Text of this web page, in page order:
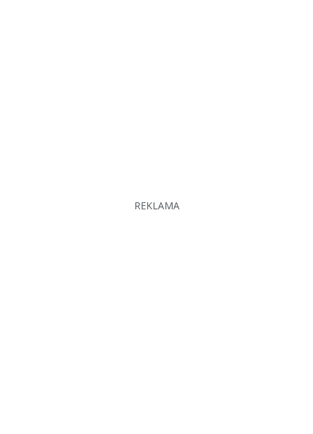
REKLAMA